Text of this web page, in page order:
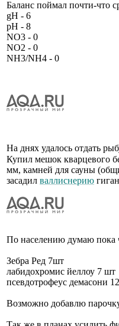
Баланс поймал почти-что
gH - 6
pH - 8
NO3 - 0
NO2 - 0
NH3/NH4 - 0
На днях удалось отдать
Купил мешок кварцевого
мм, камней для сауны
засадил валлиснерию
По населению думаю пока
Зебра Ред 7шт
лабидохромис йеллоу 7 шт
псевдотрофеус демасони
Возможно добавлю